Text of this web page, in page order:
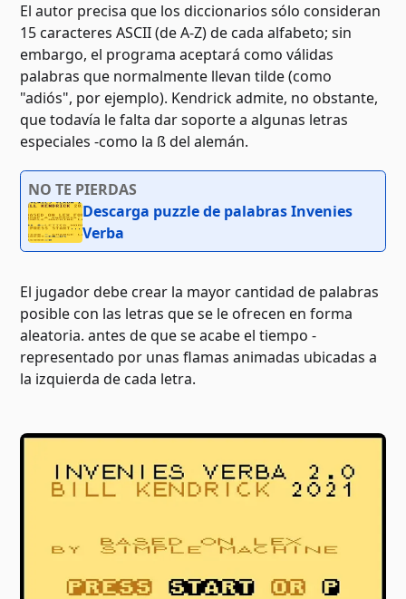
El autor precisa que los diccionarios sólo consideran
15 caracteres ASCII (de A-Z) de cada alfabeto; sin
embargo, el programa aceptará como válidas
palabras que normalmente llevan tilde (como
"adiós", por ejemplo). Kendrick admite, no obstante,
que todavía le falta dar soporte a algunas letras
especiales -como la ß del alemán.
NO TE PIERDAS
Descarga puzzle de palabras Invenies
Verba
El jugador debe crear la mayor cantidad de palabras
posible con las letras que se le ofrecen en forma
aleatoria. antes de que se acabe el tiempo -
representado por unas flamas animadas ubicadas a
la izquierda de cada letra.